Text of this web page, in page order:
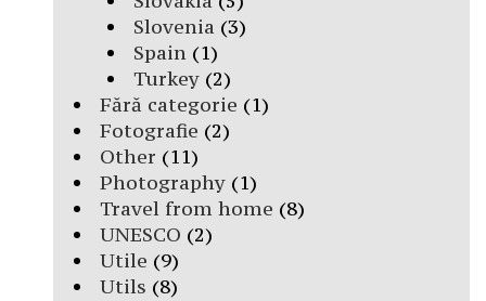
Slovenia (3)
Spain(1)
Turkey(2)
Fără categorie (1)
Fotografie (2)
Other (11)
Photography (1)
Travel from home (8)
UNESCO (2)
Utile (9)
Utils (8)